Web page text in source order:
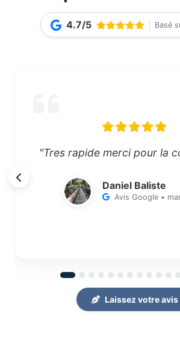
4.7/5 Basé
"Tres rapide merci pour
Daniel Baliste
Avis Google •
Laissez votre avis